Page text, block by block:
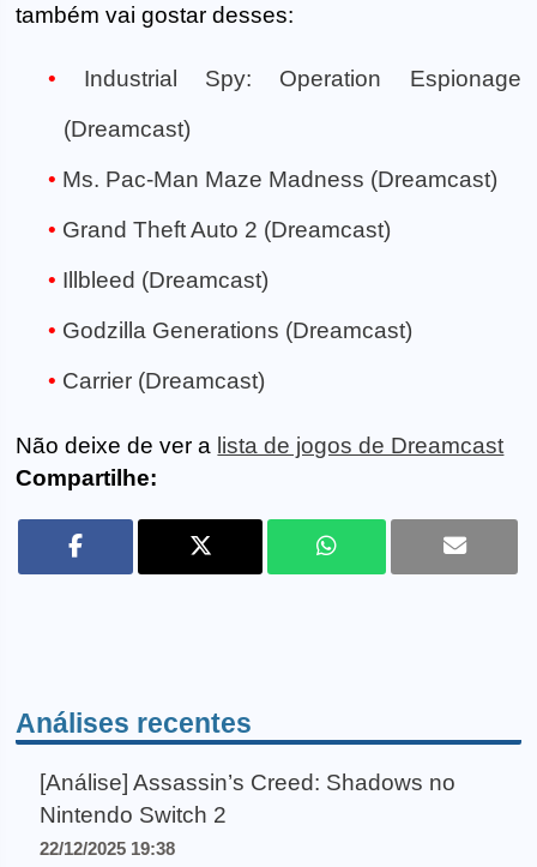
também vai gostar desses:
Industrial Spy: Operation Espionage
(Dreamcast)
Ms. Pac-Man Maze Madness (Dreamcast)
Grand Theft Auto 2 (Dreamcast)
Illbleed (Dreamcast)
Godzilla Generations (Dreamcast)
Carrier (Dreamcast)
Não deixe de ver a lista de jogos de Dreamcast
Compartilhe:
Análises recentes
[Análise] Assassin’s Creed: Shadows no
Nintendo Switch 2
22/12/2025 19:38